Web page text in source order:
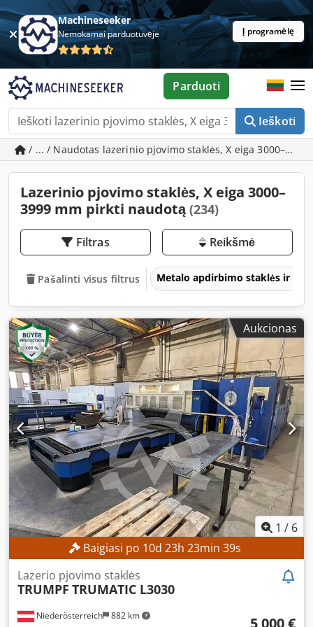
Machineseeker
Nemokamai parduotuvėje Į programėlę
Ieškoti
Parduoti
/ ... / Naudotas lazerinio pjovimo staklės, X eiga
Lazerinio pjovimo staklės, X eiga 3000–
3999 mm pirkti naudotą(234)
Filtras Reikšmė
Pašalinti visus filtrus Metalo apdirbimo staklės ir
Aukcionas
1 / 6
Baigiasi po 10d 23h 23min 37s
Niederösterreich 882 km
Lazerio pjovimo staklės
TRUMPF TRUMATIC L3030
5 000 €